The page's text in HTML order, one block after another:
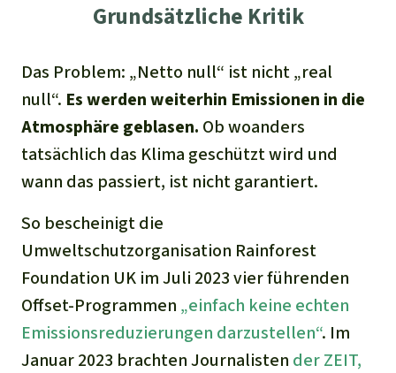
Grundsätzliche Kritik
Das Problem: „Netto null“ ist nicht „real
null“. Es werden weiterhin Emissionen in die
Atmosphäre geblasen. Ob woanders
tatsächlich das Klima geschützt wird und
wann das passiert, ist nicht garantiert.
So bescheinigt die
Umweltschutzorganisation Rainforest
Foundation UK im Juli 2023 vier führenden
Offset-Programmen „einfach keine echten
Emissionsreduzierungen darzustellen“. Im
Januar 2023 brachten Journalisten der ZEIT,